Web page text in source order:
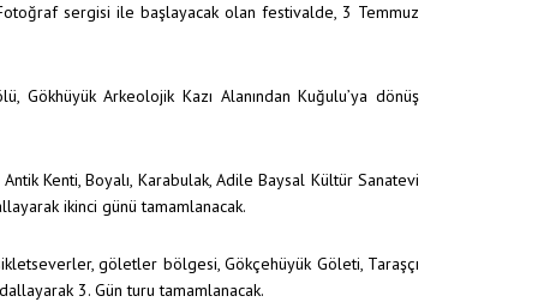
sergisi ile başlayacak olan festivalde, 3 Temmuz
Gökhüyük Arkeolojik Kazı Alanından Kuğulu’ya dönüş
Kenti, Boyalı, Karabulak, Adile Baysal Kültür Sanatevi
ikinci günü tamamlanacak.
göletler bölgesi, Gökçehüyük Göleti, Taraşçı
3. Gün turu tamamlanacak.